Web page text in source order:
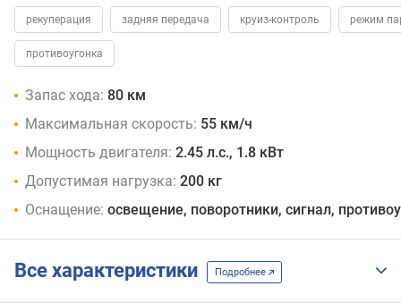
рекуперация задняя передача круиз-контроль режим
противоугонка
Запас хода: 80 км
Максимальная скорость: 55 км/ч
Мощность двигателя: 2.45 л.с., 1.8 кВт
Допустимая нагрузка: 200 кг
Оснащение: освещение, поворотники, сигнал,
Все характеристики Подробнее